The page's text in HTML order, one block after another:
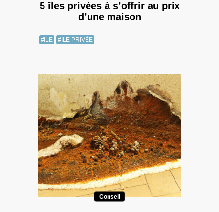
5 îles privées à s’offrir au prix
d’une maison
#ILE #ILE PRIVÉE
Conseil